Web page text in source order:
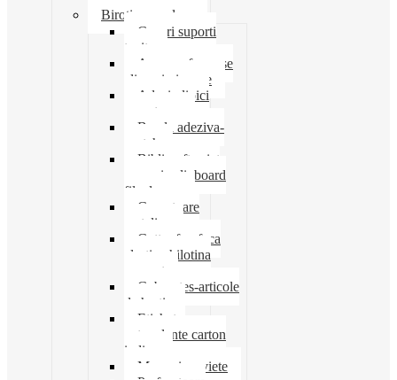
Birotica-produse
Cosuri suporti
tavite
Ace agrafe capse
clipsuri pioneze
Adeziv lipici
corectoare
Banda adeziva-
scotch
Biblioraft caiet
mecanic clipboard
file dosare
Capsatoare
metalice
Cutter foarfeca
elastic ghilotina
magnet
Cub notes-articole
de hartie
Etichete
autocolante carton
indigo
Mape si serviete